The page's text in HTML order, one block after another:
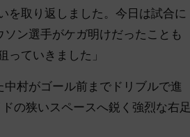
を取り返しました。今日は試合に
ン選手がケガ明けだったことも
ていきました」
村がゴール前までドリブルで進
の狭いスペースへ鋭く強烈な右足